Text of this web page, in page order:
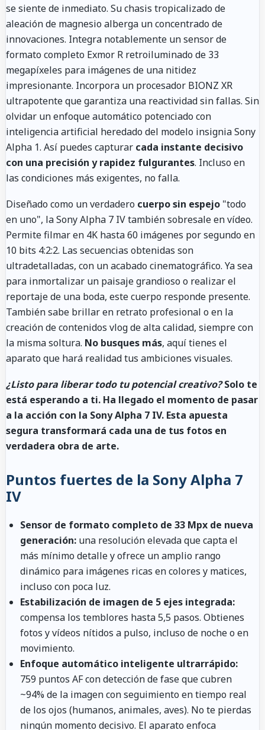
se siente de inmediato. Su chasis tropicalizado de
aleación de magnesio alberga un concentrado de
innovaciones. Integra notablemente un sensor de
formato completo Exmor R retroiluminado de 33
megapíxeles para imágenes de una nitidez
impresionante. Incorpora un procesador BIONZ XR
ultrapotente que garantiza una reactividad sin fallas. Sin
olvidar un enfoque automático potenciado con
inteligencia artificial heredado del modelo insignia Sony
Alpha 1. Así puedes capturar cada instante decisivo
con una precisión y rapidez fulgurantes. Incluso en
las condiciones más exigentes, no falla.
Diseñado como un verdadero cuerpo sin espejo "todo
en uno", la Sony Alpha 7 IV también sobresale en vídeo.
Permite filmar en 4K hasta 60 imágenes por segundo en
10 bits 4:2:2. Las secuencias obtenidas son
ultradetalladas, con un acabado cinematográfico. Ya sea
para inmortalizar un paisaje grandioso o realizar el
reportaje de una boda, este cuerpo responde presente.
También sabe brillar en retrato profesional o en la
creación de contenidos vlog de alta calidad, siempre con
la misma soltura. No busques más, aquí tienes el
aparato que hará realidad tus ambiciones visuales.
¿Listo para liberar todo tu potencial creativo?Solo te
está esperando a ti. Ha llegado el momento de pasar
a la acción con la Sony Alpha 7 IV. Esta apuesta
segura transformará cada una de tus fotos en
verdadera obra de arte.
Puntos fuertes de la Sony Alpha 7
IV
Sensor de formato completo de 33 Mpx de nueva
generación: una resolución elevada que capta el
más mínimo detalle y ofrece un amplio rango
dinámico para imágenes ricas en colores y matices,
incluso con poca luz.
Estabilización de imagen de 5 ejes integrada:
compensa los temblores hasta 5,5 pasos. Obtienes
fotos y vídeos nítidos a pulso, incluso de noche o en
movimiento.
Enfoque automático inteligente ultrarrápido:
759 puntos AF con detección de fase que cubren
~94% de la imagen con seguimiento en tiempo real
de los ojos (humanos, animales, aves). No te pierdas
ningún momento decisivo. El aparato enfoca